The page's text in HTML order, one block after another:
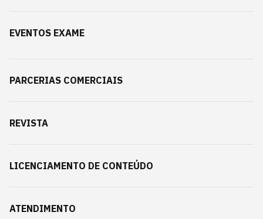
EVENTOS EXAME
PARCERIAS COMERCIAIS
REVISTA
LICENCIAMENTO DE CONTEÚDO
ATENDIMENTO